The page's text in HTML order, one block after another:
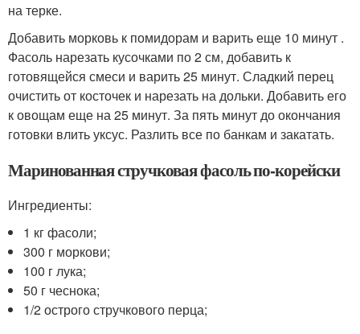
на терке.
Добавить морковь к помидорам и варить еще 10 минут .
Фасоль нарезать кусочками по 2 см, добавить к
готовящейся смеси и варить 25 минут. Сладкий перец
очистить от косточек и нарезать на дольки. Добавить его
к овощам еще на 25 минут. За пять минут до окончания
готовки влить уксус. Разлить все по банкам и закатать.
Маринованная стручковая фасоль по-корейски
Ингредиенты:
1 кг фасоли;
300 г моркови;
100 г лука;
50 г чеснока;
1/2 острого стручкового перца;